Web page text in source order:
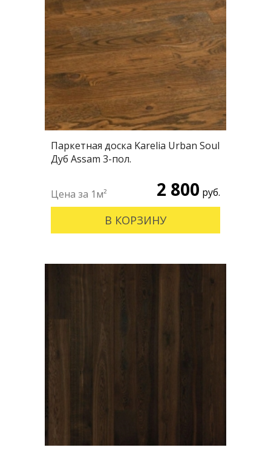
Паркетная доска Karelia Urban Soul
Дуб Assam 3-пол.
2 800 руб.
В КОРЗИНУ